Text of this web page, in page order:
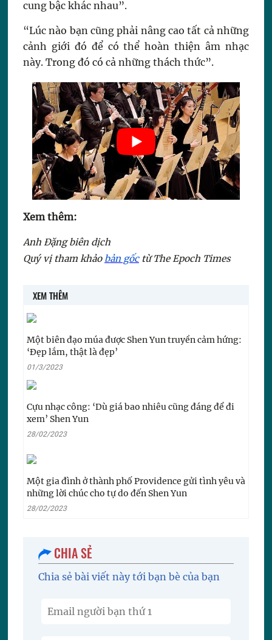
cung bậc khác nhau”.
“Lúc nào bạn cũng phải nâng cao tất cả những
cảnh giới đó để có thể hoàn thiện âm nhạc
này. Trong đó có cả những thách thức”.
Xem thêm:
Anh Đặng biên dịch
Quý vị tham khảo bản gốctừ The Epoch Times
XEM THÊM
Một biên đạo múa được Shen Yun truyền cảm hứng:
‘Đẹp lắm, thật là đẹp’
01/3/2023
Cựu nhạc công: ‘Dù giá bao nhiêu cũng đáng để đi
xem’ Shen Yun
28/02/2023
Một gia đình ở thành phố Providence gửi tình yêu và
những lời chúc cho tự do đến Shen Yun
28/02/2023
CHIA SẺ
Chia sẻ bài viết này tới bạn bè của bạn